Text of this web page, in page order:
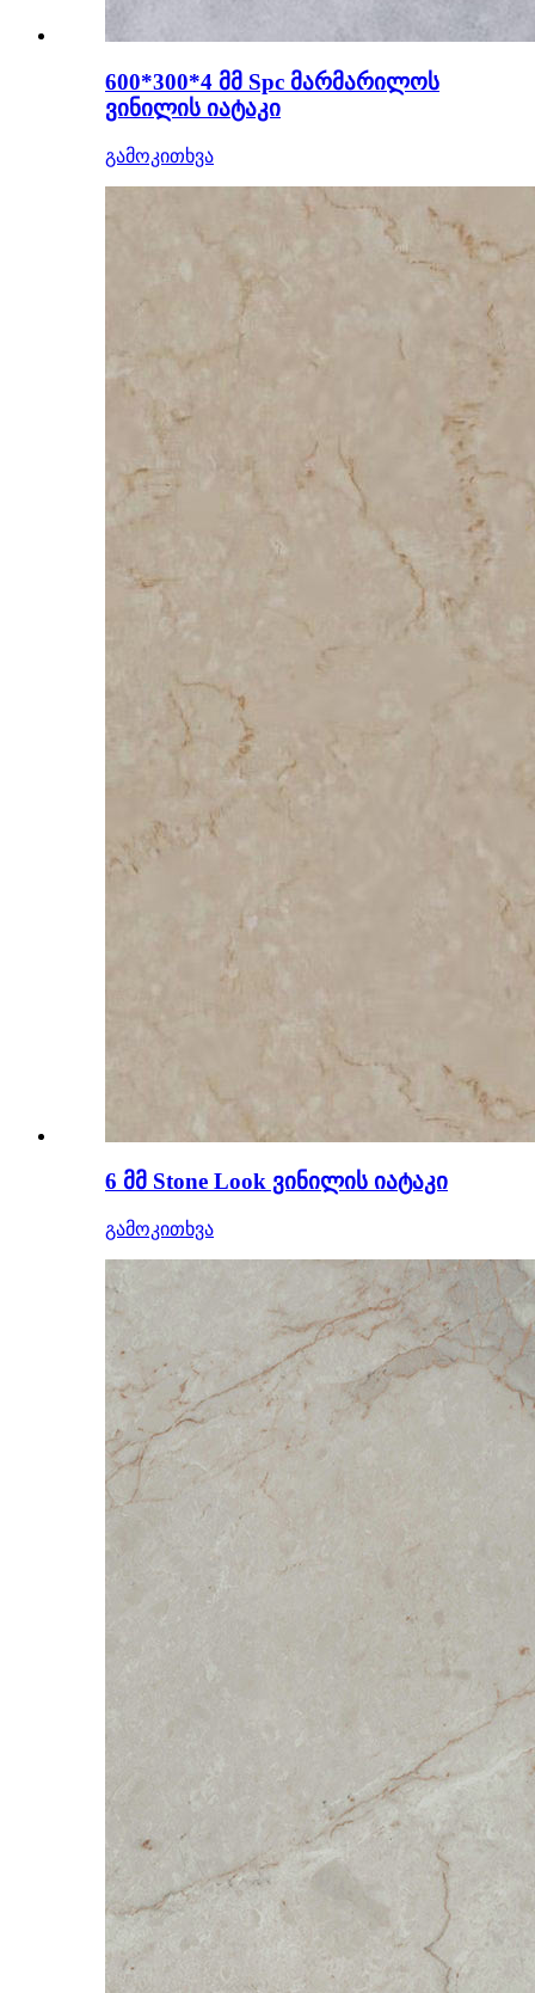
600*300*4 მმ Spc მარმარილოს
ვინილის იატაკი
გამოკითხვა
6 მმ Stone Look ვინილის იატაკი
გამოკითხვა